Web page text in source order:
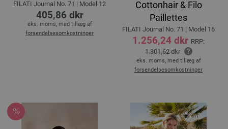
FILATI Journal No. 71 | Model 12
405,86 dkr
eks. moms, med tillæg af
forsendelsesomkostninger
Cottonhair & Filo
Paillettes
FILATI Journal No. 71 | Model 16
1.256,24 dkr RRP:
1.301,62 dkr
eks. moms, med tillæg af
forsendelsesomkostninger